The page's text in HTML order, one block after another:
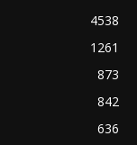
4538
1261
873
842
636